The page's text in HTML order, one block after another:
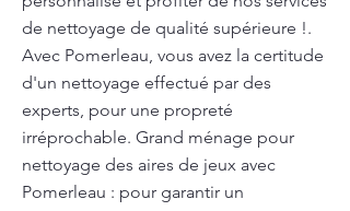
de nettoyage de qualité supérieure !.
Avec Pomerleau, vous avez la certitude
d'un nettoyage effectué par des
experts, pour une propreté
irréprochable. Grand ménage pour
nettoyage des aires de jeux avec
Pomerleau : pour garantir un